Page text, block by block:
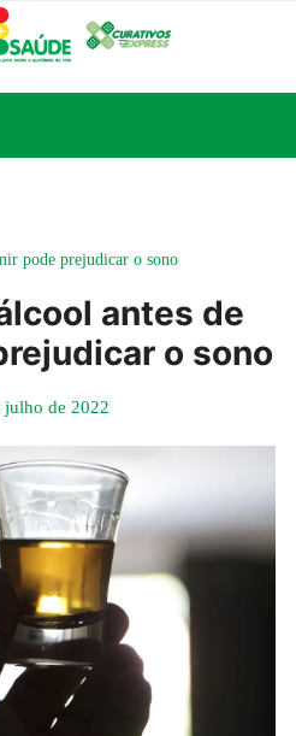
pode prejudicar o sono
antes de
o sono
julho de 2022